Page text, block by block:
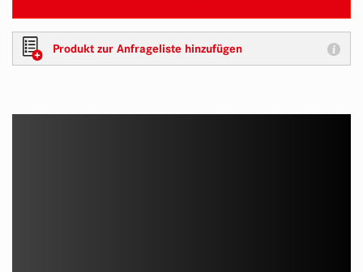
Produkt zur Anfrageliste hinzufügen